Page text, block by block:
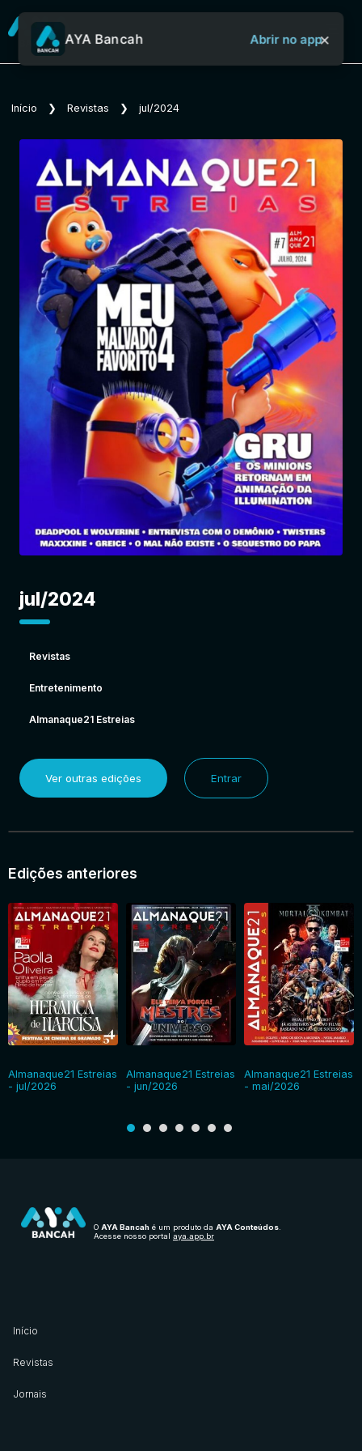
Sobre o Aya Bancah
Início
Revistas
Jornais
Notícias
Entrar
AYA Bancah Abrir no app×
Início ❯ Revistas ❯ jul/2024
jul/2024
Revistas
Entretenimento
Almanaque21 Estreias
Ver outras edições Entrar
Edições anteriores
Almanaque21 Estreias
- jul/2026
Almanaque21 Estreias
- jun/2026
Almanaque21 Estreias
- mai/2026
O AYA Bancah é um produto da AYA Conteúdos
Acesse nosso portal aya.app.br
Início
Revistas
Jornais